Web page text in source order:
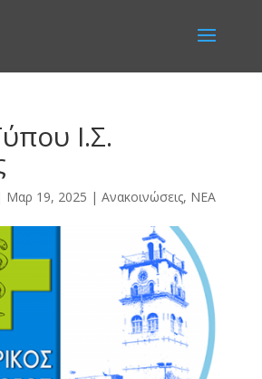
Ι.Σ.
Μαρ 19, 2025 | Ανακοινώσεις, ΝΕΑ